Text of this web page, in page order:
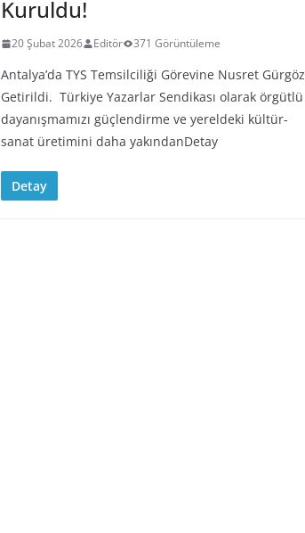
Kuruldu!
20 Şubat 2026 Editör 371 Görüntüleme
Antalya’da TYS Temsilciliği Görevine Nusret Gürgöz
Getirildi. Türkiye Yazarlar Sendikası olarak örgütlü
dayanışmamızı güçlendirme ve yereldeki kültür-
sanat üretimini daha yakındanDetay
Detay